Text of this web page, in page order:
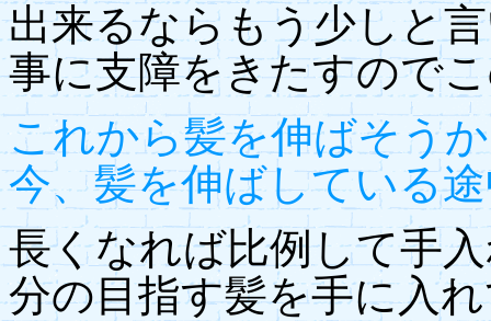
出来るならもう少しと
事に支障をきたすので
これから髪を伸ばそう
今、髪を伸ばしている
長くなれば比例して手
分の目指す髪を手に入